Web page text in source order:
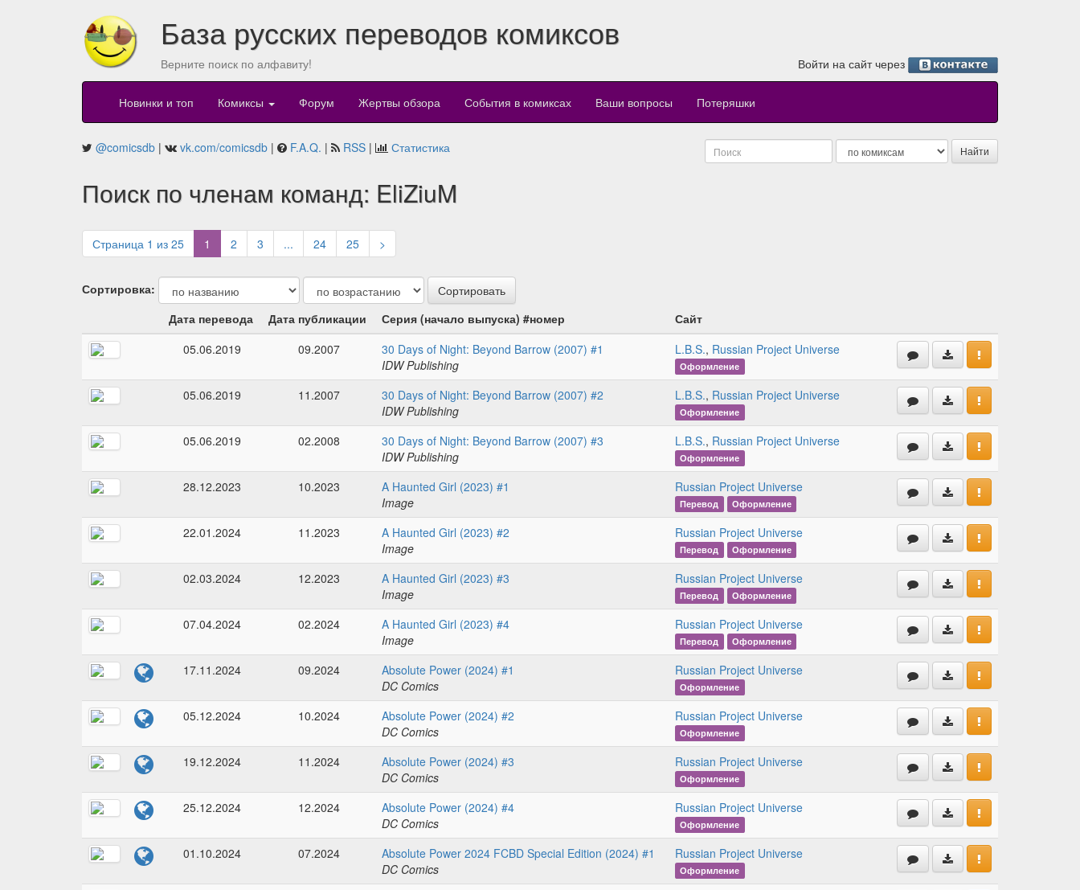
База русских переводов комиксов
Верните поиск по алфавиту! Войти на сайт через
Новинки и топ Комиксы Форум Жертвы обзора События в комиксах Ваши вопросы Потеряшки
@comicsdb | vk.com/comicsdb | F.A.Q. | RSS | Статистика
Поиск по членам команд: EliZiuM
Страница 1 из 25 1 (current)
2 3 ... 24 25 >
Сортировка:
Дата перевода
Дата публикации Серия (начало выпуска) #номер
Сайт
05.06.2019
09.2007
30 Days of Night: Beyond Barrow (2007) #1
IDW Publishing
L.B.S., Russian Project Universe
Оформление
05.06.2019 11.2007
30 Days of Night: Beyond Barrow (2007) #2
IDW Publishing
L.B.S., Russian Project Universe
Оформление
05.06.2019 02.2008
30 Days of Night: Beyond Barrow (2007) #3
IDW Publishing
L.B.S., Russian Project Universe
Оформление
28.12.2023 10.2023
A Haunted Girl (2023) #1
Image
Russian Project Universe
Перевод Оформление
22.01.2024 11.2023
A Haunted Girl (2023) #2
Image
Russian Project Universe
Перевод Оформление
02.03.2024 12.2023
A Haunted Girl (2023) #3
Image
Russian Project Universe
Перевод Оформление
07.04.2024 02.2024
A Haunted Girl (2023) #4
Image
Russian Project Universe
Перевод Оформление
17.11.2024 09.2024
Absolute Power (2024) #1
DC Comics
Russian Project Universe
Оформление
05.12.2024 10.2024
Absolute Power (2024) #2
DC Comics
Russian Project Universe
Оформление
19.12.2024 11.2024
Absolute Power (2024) #3
DC Comics
Russian Project Universe
Оформление
25.12.2024 12.2024
Absolute Power (2024) #4
DC Comics
Russian Project Universe
Оформление
01.10.2024 07.2024
Absolute Power 2024 FCBD Special Edition (2024) #1
DC Comics
Russian Project Universe
Оформление